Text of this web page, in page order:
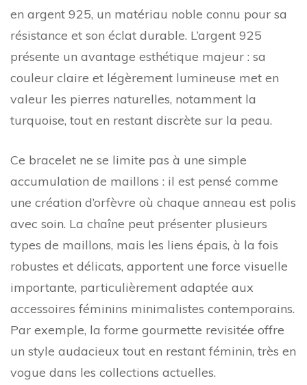
en argent 925, un matériau noble connu pour sa
résistance et son éclat durable. L’argent 925
présente un avantage esthétique majeur : sa
couleur claire et légèrement lumineuse met en
valeur les pierres naturelles, notamment la
turquoise, tout en restant discrète sur la peau.
Ce bracelet ne se limite pas à une simple
accumulation de maillons : il est pensé comme
une création d’orfèvre où chaque anneau est polis
avec soin. La chaîne peut présenter plusieurs
types de maillons, mais les liens épais, à la fois
robustes et délicats, apportent une force visuelle
importante, particulièrement adaptée aux
accessoires féminins minimalistes contemporains.
Par exemple, la forme gourmette revisitée offre
un style audacieux tout en restant féminin, très en
vogue dans les collections actuelles.